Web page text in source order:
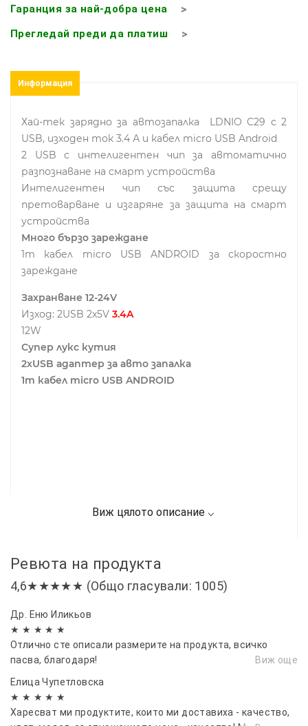
Гаранция за най-добра цена
Прегледай преди да платиш
Информация
Хай-тек зарядно за автозапалка LDNIO C29 с 2
USB, изходен ток 3.4 А и кабел micro USB Android
2 USB с интелигентен чип за автоматично
разпознаване на смарт устройства
Интелигентен чип със защита срещу
претоварване и изгаряне за защита на смарт
устройства
Много бързо зареждане
1m кабел micro USB ANDROID за скоростно
зареждане
Захранване 12-24V
Изход: 2USB 2x5V 3.4A
12W
Супер лукс кутия
2хUSB адаптер за авто запалка
1m кабел micro USB ANDROID
Ревюта на продукта
4,6★★★★★ (Общо гласували: 1005)
Др. Еню Иликьов
★ ★ ★ ★ ★
Отлично сте описали размерите на продукта, всичко
пасва, благодаря!
Виж още
Елица Чупетловска
★ ★ ★ ★ ★
Харесват ми продуктите, които ми доставиха - качество,